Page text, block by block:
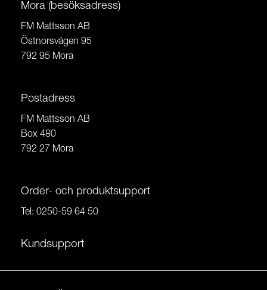
Mora (besöksadress)
FM Mattsson AB
Östnorsvägen 95
792 95 Mora
Postadress
FM Mattsson AB
Box 480
792 27 Mora
Order- och produktsupport
Tel: 0250-59 64 50
Kundsupport